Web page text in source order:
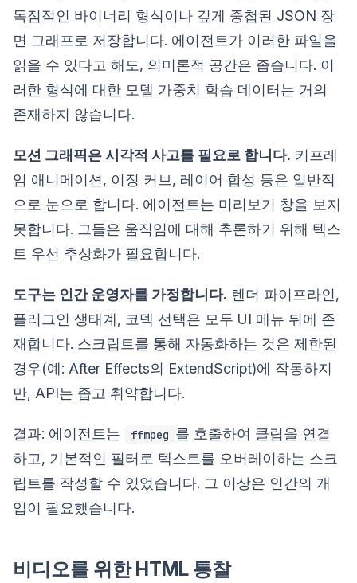
독점적인 바이너리 형식이나 깊게 중첩된 JSON 장
면 그래프로 저장합니다. 에이전트가 이러한 파일을
읽을 수 있다고 해도, 의미론적 공간은 좁습니다. 이
러한 형식에 대한 모델 가중치 학습 데이터는 거의
존재하지 않습니다.
모션 그래픽은 시각적 사고를 필요로 합니다. 키프레
임 애니메이션, 이징 커브, 레이어 합성 등은 일반적
으로 눈으로 합니다. 에이전트는 미리보기 창을 보지
못합니다. 그들은 움직임에 대해 추론하기 위해 텍스
트 우선 추상화가 필요합니다.
도구는 인간 운영자를 가정합니다. 렌더 파이프라인,
플러그인 생태계, 코덱 선택은 모두 UI 메뉴 뒤에 존
재합니다. 스크립트를 통해 자동화하는 것은 제한된
경우(예: After Effects의 ExtendScript)에 작동하지
만, API는 좁고 취약합니다.
결과: 에이전트는 ffmpeg 를 호출하여 클립을 연결
하고, 기본적인 필터로 텍스트를 오버레이하는 스크
립트를 작성할 수 있었습니다. 그 이상은 인간의 개
입이 필요했습니다.
비디오를 위한 HTML 통찰